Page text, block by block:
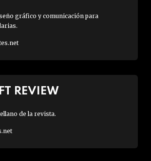
gráfico y comunicación para
REVIEW
de la revista.